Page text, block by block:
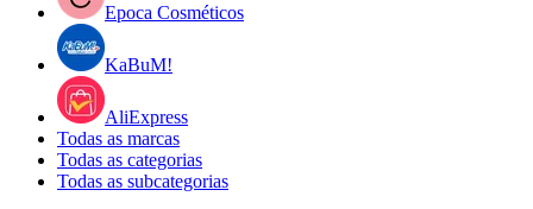
Epoca Cosméticos
KaBuM!
AliExpress
Todas as marcas
Todas as categorias
Todas as subcategorias